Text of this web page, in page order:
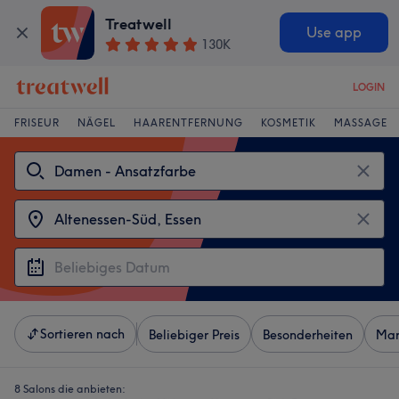
Treatwell
130K
Use app
LOGIN
FRISEUR NÄGEL HAARENTFERNUNG KOSMETIK MASSAGE
Sortieren nach Beliebiger Preis Besonderheiten
8 Salons die anbieten: